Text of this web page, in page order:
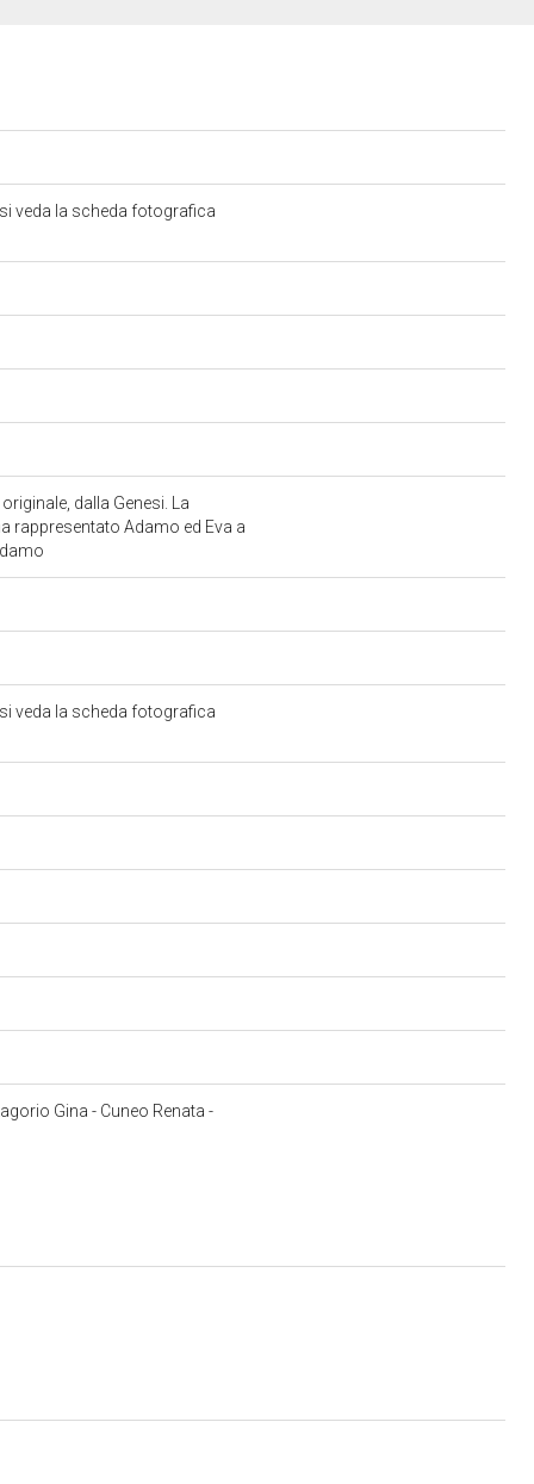
veda la scheda fotografica
dalla Genesi. La
rappresentato Adamo ed Eva a
veda la scheda fotografica
Gina - Cuneo Renata -